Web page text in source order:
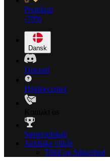
Premium
-70%
Dansk
Discord
Hjælpecenter
Søsterselskab
Juridiske vilkår
Tillid og Sikkerhed